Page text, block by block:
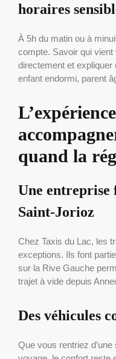
horaires
À 5h du matin ou à
compte. Savoir qui
directement et expliquer
enfant endormi, parent
quand la
Une entreprise
Saint-Jorioz
Chez Taxis du Lac, les
exceptions. Ils font
sur la Rive Gauche
trajet à vide depuis
Des véhicules
Que vous rentriez